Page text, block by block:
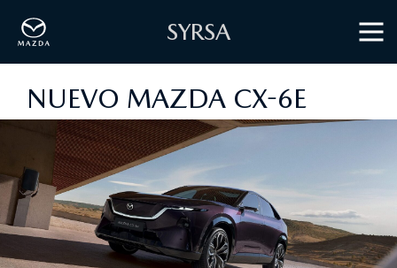
SYRSA
NUEVO MAZDA CX-6E